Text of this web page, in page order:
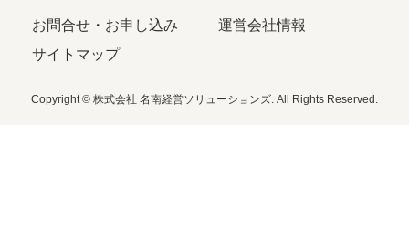
お問合せ・お申し込み
運営会社情報
サイトマップ
Copyright © 株式会社 名南経営ソリューションズ. All Rights Reserved.